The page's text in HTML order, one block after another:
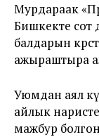
Мурдараак
Бишкекте сот
балдарын
ажыраштыра
Уюмдан аял
айлык
мажбур